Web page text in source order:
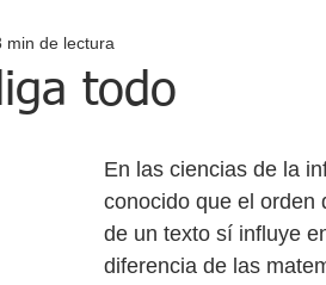
todo
min de lectura
En las ciencias de la
conocido que el orden
de un texto sí influye
diferencia de las